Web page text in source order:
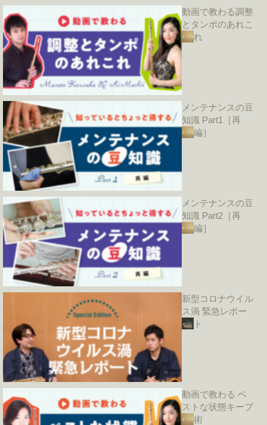
動画で教わる調整
とタンポのあれこ
れ
メンテナンスの豆
知識 Part1［再
編］
メンテナンスの豆
知識 Part2［再
編］
新型コロナウイル
ス渦 緊急レポー
ト
動画で教わる ベ
ストな状態キープ
術